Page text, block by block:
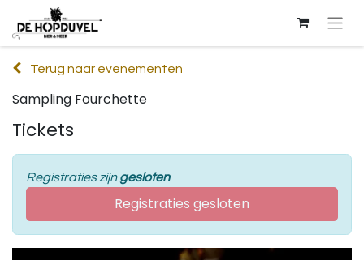
Terug naar evenementen
Sampling Fourchette
Tickets
Registraties zijngesloten
Registraties gesloten